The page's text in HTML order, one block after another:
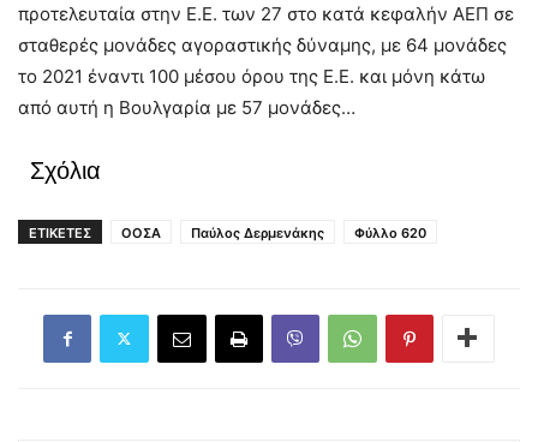
προτελευταία στην Ε.Ε. των 27 στο κατά κεφαλήν ΑΕΠ σε
σταθερές μονάδες αγοραστικής δύναμης, με 64 μονάδες
το 2021 έναντι 100 μέσου όρου της Ε.Ε. και μόνη κάτω
από αυτή η Βουλγαρία με 57 μονάδες…
Σχόλια
ΕΤΙΚΕΤΕΣ ΟΟΣΑ Παύλος Δερμενάκης Φύλλο 620